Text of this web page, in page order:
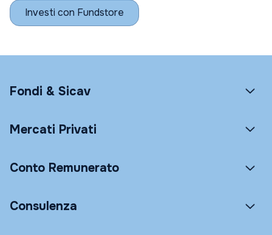
Investi con Fundstore
Fondi & Sicav
Mercati Privati
Conto Remunerato
Consulenza